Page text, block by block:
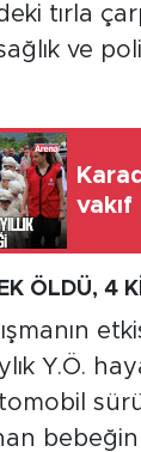
tırla
ve
ÖLDÜ, 4
Y.Ö.
bebeğin